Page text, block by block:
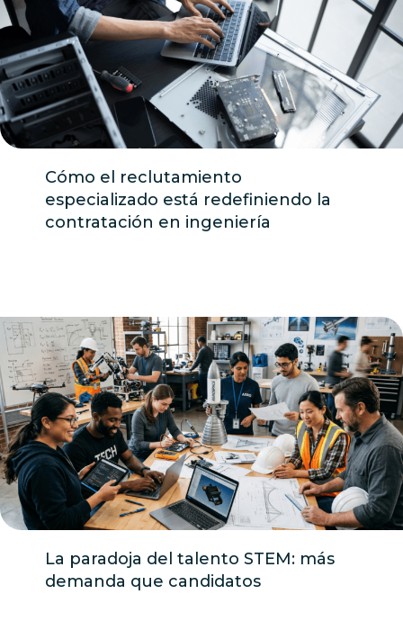
Cómo el reclutamiento
especializado está redefiniendo la
contratación en ingeniería
La paradoja del talento STEM: más
demanda que candidatos